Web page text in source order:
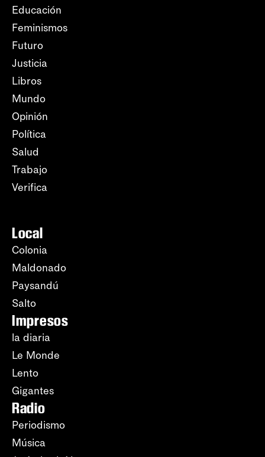
Educación
Feminismos
Futuro
Justicia
Libros
Mundo
Opinión
Política
Salud
Trabajo
Verifica
Local
Colonia
Maldonado
Paysandú
Salto
Impresos
la diaria
Le Monde
Lento
Gigantes
Radio
Periodismo
Música